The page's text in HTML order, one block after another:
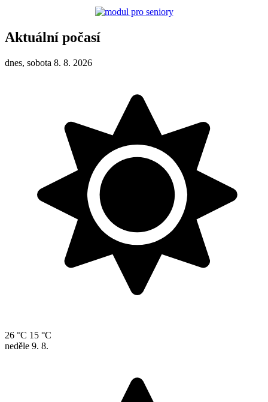
Aktuální počasí
dnes, sobota 8. 8. 2026
26 °C 15 °C
neděle 9. 8.